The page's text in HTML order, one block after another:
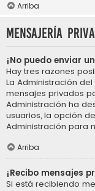
Arriba
Mensajería
¡No puedo enviar
Hay tres razones
La Administración
mensajes privados
Administración ha
usuarios, la opción
Administración para
Arriba
¡Recibo mensajes
Si está recibiendo